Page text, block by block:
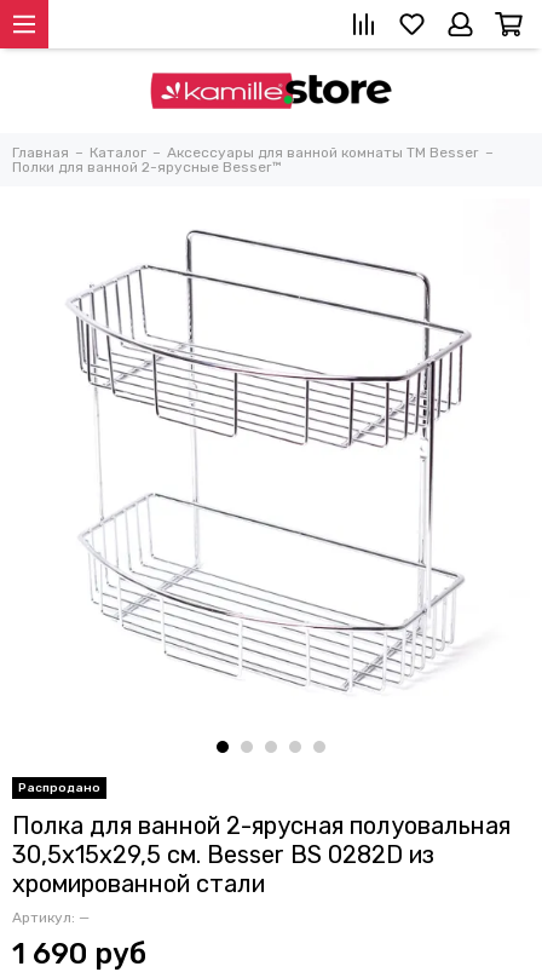
Главная Каталог
Аксессуары для ванной комнаты TM Besser
Полки для ванной 2-ярусные Besser™
Полка для ванной 2-ярусная полуовальная
30,5х15х29,5 см. Besser BS 0282D из
хромированной стали
Артикул: —
1 690 руб